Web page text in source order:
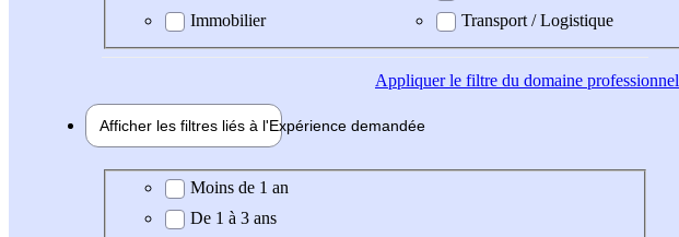
Immobilier
Transport / Logistique
Appliquerle filtre du domaine professionnel
Afficher les filtres liés à l'Expérience demandée
Expérience demandée
Moins de 1 an
De 1 à 3 ans